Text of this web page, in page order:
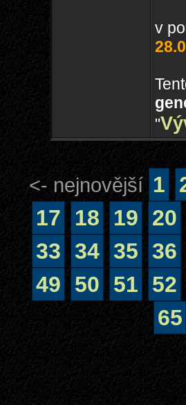
v
"
<- nejnovější 1
17
18 19 20
33 34 35 36
49
50 51 52
65